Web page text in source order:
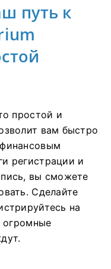
путь к
простой и
вам быстро
регистрации и
вы сможете
Сделайте
на
огромные